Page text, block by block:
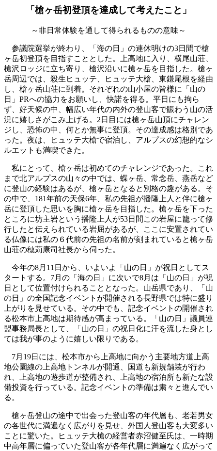
「槍ヶ岳初登頂を達成して考えたこと」
～非日常体験を通して得られるものの意味～
参議院選挙が終わり、「海の日」の連休明けの3日間で槍
ヶ岳初登頂を目指すこととした。上高地に入り、横尾山荘、
槍沢ロッジに立ち寄り、槍沢沿いに槍ヶ岳を目指した。槍ヶ
岳周辺では、殺生ヒュッテ、ヒュッテ大槍、東鎌尾根を経由
し、槍ヶ岳山荘に到着。それぞれの山小屋の皆様に「山の
日」PRへの協力をお願いし、快諾を得る。平日にも拘ら
ず、好天候の中、幅広い年代の内外の登山客で賑わう山の活
況に嬉しさがこみ上げる。2日目には槍ヶ岳山頂にチャレン
ジし、恐怖の中、何とか無事に登頂。その達成感は格別であ
った。夜は、ヒュッテ大槍で宿泊し、アルプスの幻想的なシ
ルエットも満喫できた。
私にとって、槍ヶ岳は初めてのチャレンジであった。これ
まで北アルプスの山々の中では、蝶ヶ岳、常念岳、燕岳など
に登山の経験はあるが、槍ヶ岳となると別格の趣がある。そ
の中で、181年前の天保6年、私の先祖が播隆上人と伴に槍ヶ
岳に登頂した思いを胸に槍ヶ岳を目指した。槍ヶ岳を下った
ところに坊主岩という播隆上人が53日間この岩屋に籠って修
行したと伝えられている岩屈があるが、ここに安置されてい
る仏像には私の６代前の先祖の名前が刻まれていると槍ヶ岳
山荘の穂苅康司社長から伺った。
今年の8月11日から、いよいよ「山の日」が祝日としてス
タートする。7月の「海の日」に次いで8月は「山の日」が祝
日として位置付けられることとなった。山岳県であり、「山
の日」の全国記念イベントが開催される長野県では特に盛り
上がりを見せている。その中でも、記念イベントの開催され
る松本市上高地は期待感が高まっている。「山の日」議員連
盟事務局長として、「山の日」の祝日化に汗を流した身とし
ては我が事のように嬉しい限りである。
7月19日には、松本市から上高地に向かう主要地方道上高
地公園線の上高地トンネルが開通、国道も新規舗装が行わ
れ、上高地の遊歩道が整備され、上高地の宿泊所も新たな設
備投資を行っている。記念イベントの準備は粛々と進んでい
る。
槍ヶ岳登山の途中で出会った登山客の年代層も、老若男女
の各世代に満遍なく広がりを見せ、外国人登山客も大変多い
ことに驚いた。ヒュッテ大槍の経営者赤沼健至氏は、一時期
中高年層に偏っていた登山客が各年代層に満遍なく広がって